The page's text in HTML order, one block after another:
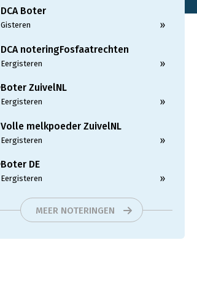
DCA Boter
Gisteren »
DCA noteringFosfaatrechten
Eergisteren »
Boter ZuivelNL
Eergisteren »
Volle melkpoeder ZuivelNL
Eergisteren »
Boter DE
Eergisteren »
MEER NOTERINGEN